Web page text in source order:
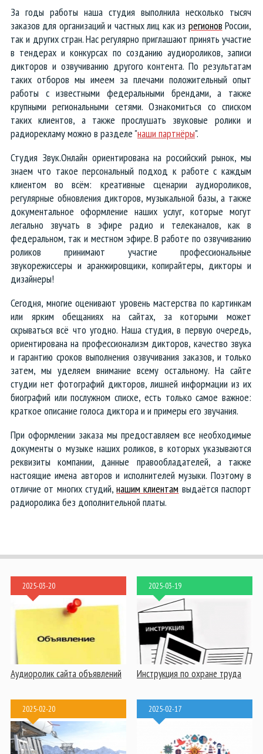
За годы работы наша студия выполнила несколько тысяч
заказов для организаций и частных лиц как из регионов России,
так и других стран. Нас регулярно приглашают принять участие
в тендерах и конкурсах по созданию аудиороликов, записи
дикторов и озвучиванию другого контента. По результатам
таких отборов мы имеем за плечами положительный опыт
работы с известными федеральными брендами, а также
крупными региональными сетями. Ознакомиться со списком
таких клиентов, а также прослушать звуковые ролики и
радиорекламу можно в разделе "наши партнёры".
Студия Звук.Онлайн ориентирована на российский рынок, мы
знаем что такое персональный подход к работе с каждым
клиентом во всём: креативные сценарии аудиороликов,
регулярные обновления дикторов, музыкальной базы, а также
документальное оформление наших услуг, которые могут
легально звучать в эфире радио и телеканалов, как в
федеральном, так и местном эфире.В работе по озвучиванию
роликов принимают участие профессиональные
звукорежиссеры и аранжировщики, копирайтеры, дикторы и
дизайнеры!
Сегодня, многие оценивают уровень мастерства по картинкам
или ярким обещаниях на сайтах, за которыми может
скрываться всё что угодно. Наша студия, в первую очередь,
ориентирована на профессионализм дикторов, качество звука
и гарантию сроков выполнения озвучивания заказов, и только
затем, мы уделяем внимание всему остальному. На сайте
студии нет фотографий дикторов, лишней информации из их
биографий или послужном списке, есть только самое важное:
краткое описание голоса диктора и и примеры его звучания.
При оформлении заказа мы предоставляем все необходимые
документы о музыке наших роликов, в которых указываются
реквизиты компании, данные правообладателей, а также
настоящие имена авторов и исполнителей музыки. Поэтому в
отличие от многих студий,нашим клиентам выдаётся паспорт
радиоролика без дополнительной платы.
2025-03-20
Аудиоролик сайта объявлений
2025-03-19
Инструкция по охране труда
2025-02-20 2025-02-17